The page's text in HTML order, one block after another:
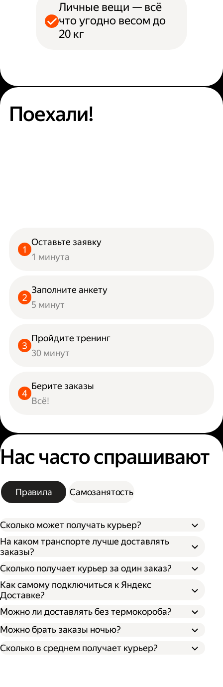
Личные вещи — всё
что угодно весом до
20 кг
Поехали!
Оставьте заявку
1 минута
Заполните анкету
5 минут
Пройдите тренинг
30 минут
Берите заказы
Всё!
Нас часто спрашивают
Правила Самозанятость
Сколько может получать курьер?
На каком транспорте лучше доставлять
заказы?
Сколько получает курьер за один заказ?
Как самому подключиться к Яндекс
Доставке?
Можно ли доставлять без термокороба?
Можно брать заказы ночью?
Сколько в среднем получает курьер?